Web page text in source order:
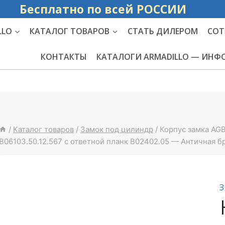
Бесплатно по
КАТАЛОГ ТОВАРОВ СТАТЬ ДИЛЕРОМ
КОНТАКТЫ КАТАЛОГИ ARMADILLO —
/ Каталог товаров / Замок под цилиндр / Корпус замка
B06103.50.12.567 с ответной планк B02402.05 — Античная